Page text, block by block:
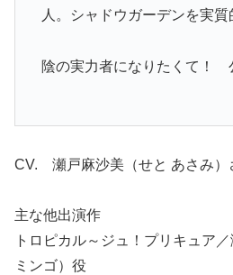
人。シャドウガーデンを実質
陰の実力者になりたくて！
CV. 瀬戸麻沙美（せと あさみ）
主な他出演作
トロピカル～ジュ！プリキュア
ミンゴ）役